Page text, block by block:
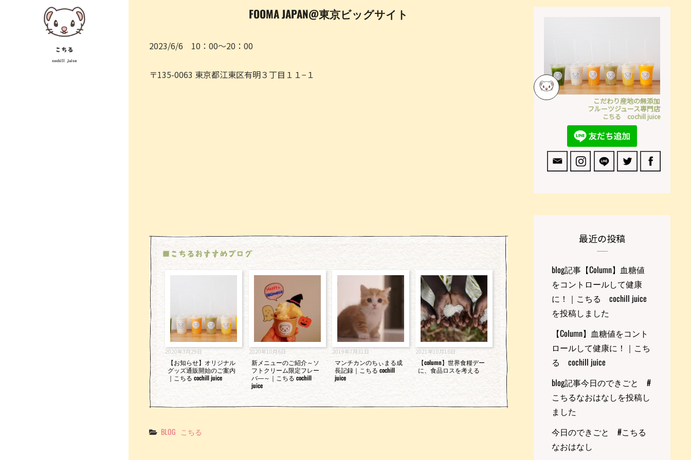
こちる
cochill juice
FOOMA JAPAN@東京ビッグサイト
2023/6/6 10：00～20：00
〒135-0063 東京都江東区有明３丁目１１−１
■こちるおすすめブログ
2020年3月29日
【お知らせ】オリジナル
グッズ通販開始のご案内
｜こちる cochill juice
2020年10月6日
新メニューのご紹介～ソ
フトクリーム限定フレー
バ―～｜こちる cochill
juice
2019年7月31日
マンチカンのちぃまる成
長記録｜こちる cochill
juice
2021年10月16日
【column】世界食糧デー
に、食品ロスを考える
Categories
BLOG こちる
ナ
ビ
こだわり産地の無添加
フルーツジュース専門店
こちる cochill juice
最近の投稿
blog記事【Column】血糖値
をコントロールして健康
に！｜こちる cochill juice
を投稿しました
【Column】血糖値をコント
ロールして健康に！｜こち
る cochill juice
blog記事今日のできごと #
こちるなおはなしを投稿し
ました
今日のできごと #こちる
なおはなし